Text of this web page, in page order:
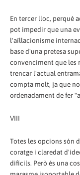
En tercer lloc, perquè
pot impedir que una
l'aïllacionisme
base d'una pretesa
convenciment que les
trencar l'actual
compta molt, ja que
ordenadament de fer
VIII
Totes les opcions són
coratge i claredat
difícils. Però és una